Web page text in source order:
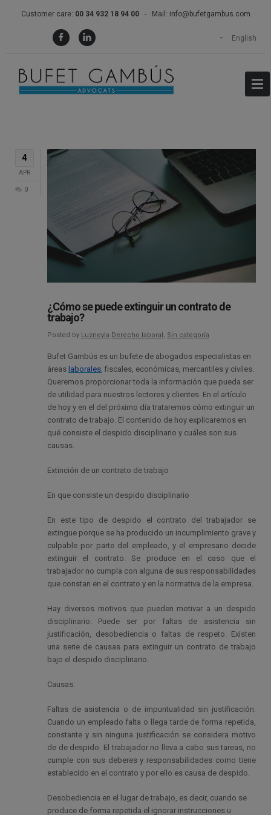
Customer care: 00 34 932 18 94 00- Mail: info@bufetgambus.com
English
4
APR
0
¿Cómo se puede extinguir un contrato de
trabajo?
Posted by Luzneyla Derecho laboral , Sin categoría
Bufet Gambús es un bufete de abogados especialistas en
áreas laborales, fiscales, económicas, mercantiles y civiles.
Queremos proporcionar toda la información que pueda ser
de utilidad para nuestros lectores y clientes. En el artículo
de hoy y en el del próximo día trataremos cómo extinguir un
contrato de trabajo. El contenido de hoy explicaremos en
qué consiste el despido disciplinario y cuáles son sus
causas.
Extinción de un contrato de trabajo
En que consiste un despido disciplinario
En este tipo de despido el contrato del trabajador se
extingue porque se ha producido un incumplimiento grave y
culpable por parte del empleado, y el empresario decide
extinguir el contrato. Se produce en el caso que el
trabajador no cumpla con alguna de sus responsabilidades
que constan en el contrato y en la normativa de la empresa.
Hay diversos motivos que pueden motivar a un despido
disciplinario. Puede ser por faltas de asistencia sin
justificación, desobediencia o faltas de respeto. Existen
una serie de causas para extinguir un contrato de trabajo
bajo el despido disciplinario.
Causas:
Faltas de asistencia o de impuntualidad sin justificación.
Cuando un empleado falta o llega tarde de forma repetida,
constante y sin ninguna justificación se considera motivo
de de despido. El trabajador no lleva a cabo sus tareas, no
cumple con sus deberes y responsabilidades como tiene
establecido en el contrato y por ello es causa de despido.
Desobediencia en el lugar de trabajo, es decir, cuando se
produce de forma repetida el ignorar instrucciones u